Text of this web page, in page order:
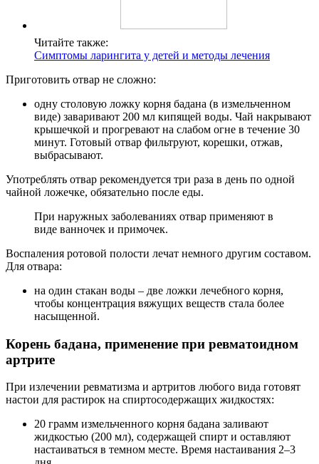
Читайте также:
Симптомы ларингита у детей и методы лечения
Приготовить отвар не сложно:
одну столовую ложку корня бадана (в измельченном
виде) заваривают 200 мл кипящей воды. Чай накрывают
крышечкой и прогревают на слабом огне в течение 30
минут. Готовый отвар фильтруют, корешки, отжав,
выбрасывают.
Употреблять отвар рекомендуется три раза в день по одной
чайной ложечке, обязательно после еды.
При наружных заболеваниях отвар применяют в
виде ванночек и примочек.
Воспаления ротовой полости лечат немного другим составом.
Для отвара:
на один стакан воды – две ложки лечебного корня,
чтобы концентрация вяжущих веществ стала более
насыщенной.
Корень бадана, применение при ревматоидном
артрите
При излечении ревматизма и артритов любого вида готовят
настои для растирок на спиртосодержащих жидкостях:
20 грамм измельченного корня бадана заливают
жидкостью (200 мл), содержащей спирт и оставляют
настаиваться в темном месте. Время настаивания 2–3